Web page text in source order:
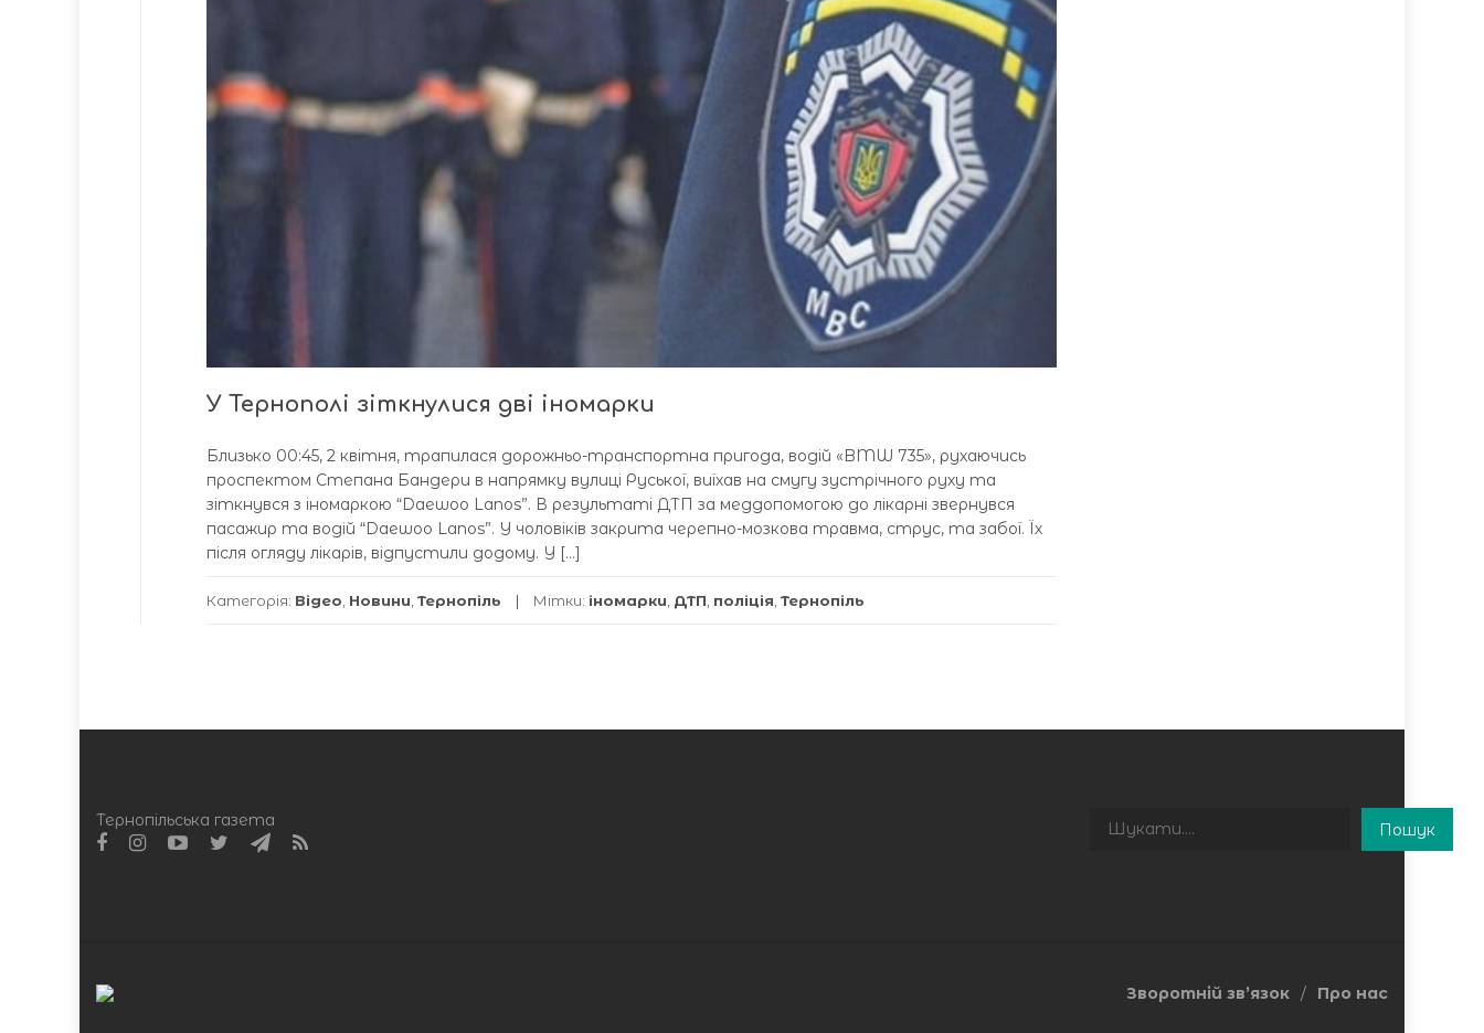
У Тернополі зіткнулися дві іномарки
Близько 00:45, 2 квітня, трапилася дорожньо-транспортна пригода, водій «BMW 735», рухаючись
проспектом Степана Бандери в напрямку вулиці Руської, виїхав на смугу зустрічного руху та
зіткнувся з іномаркою “Daewoo Lanos”. В результаті ДТП за меддопомогою до лікарні звернувся
пасажир та водій “Daewoo Lanos”. У чоловіків закрита черепно-мозкова травма, струс, та забої. Їх
після огляду лікарів, відпустили додому. У […]
Категорія: Відео, Новини, Тернопіль Мітки: іномарки, ДТП, поліція, Тернопіль
Тернопільська газета Пошук
Пошук
Зворотній зв’язок Про нас